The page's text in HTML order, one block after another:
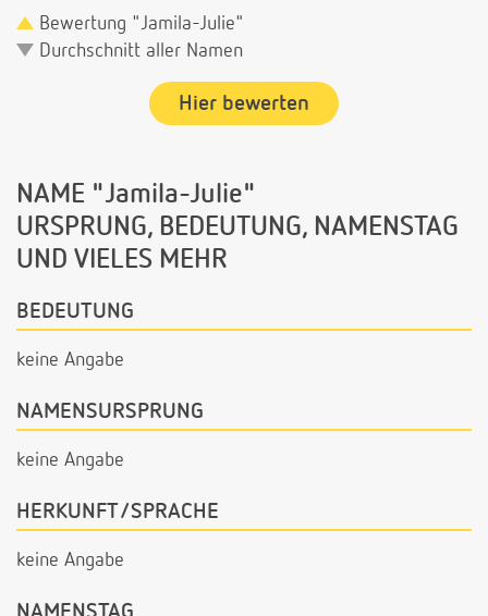
Bewertung "Jamila-Julie"
Durchschnitt aller Namen
Hier bewerten
NAME "Jamila-Julie"
URSPRUNG, BEDEUTUNG, NAMENSTAG
UND VIELES MEHR
BEDEUTUNG
keine Angabe
NAMENSURSPRUNG
keine Angabe
HERKUNFT/SPRACHE
keine Angabe
NAMENSTAG